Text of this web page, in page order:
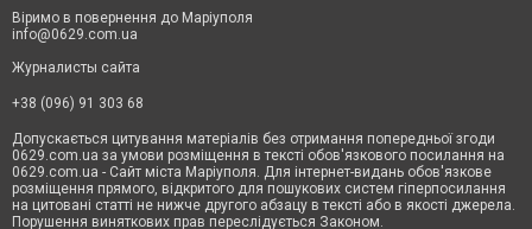
Віримо в повернення до Маріуполя
info@0629.com.ua
Журналисты сайта
+38 (096) 91 303 68
Допускається цитування матеріалів без отримання попередньої згоди
0629.com.ua за умови розміщення в тексті обов'язкового посилання на
0629.com.ua - Сайт міста Маріуполя. Для інтернет-видань обов'язкове
розміщення прямого, відкритого для пошукових систем гіперпосилання
на цитовані статті не нижче другого абзацу в тексті або в якості джерела.
Порушення виняткових прав переслідується Законом.